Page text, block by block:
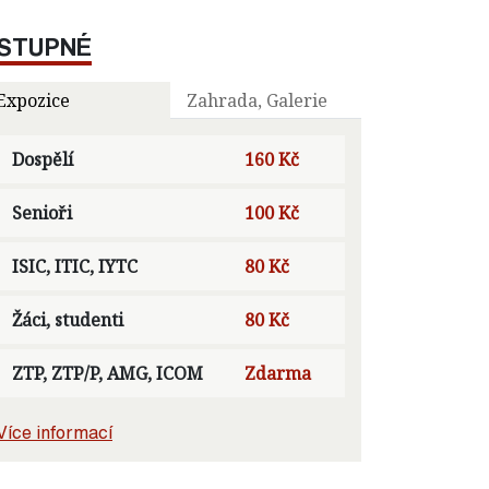
Zahrada, Galerie
Dospělí 160 Kč
Senioři 100 Kč
ISIC, ITIC, IYTC 80 Kč
Žáci, studenti 80 Kč
ZTP, ZTP/P, AMG, ICOM Zdarma
informací